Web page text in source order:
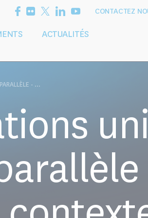
ACTUALITÉS
CONTACTEZ
- ...